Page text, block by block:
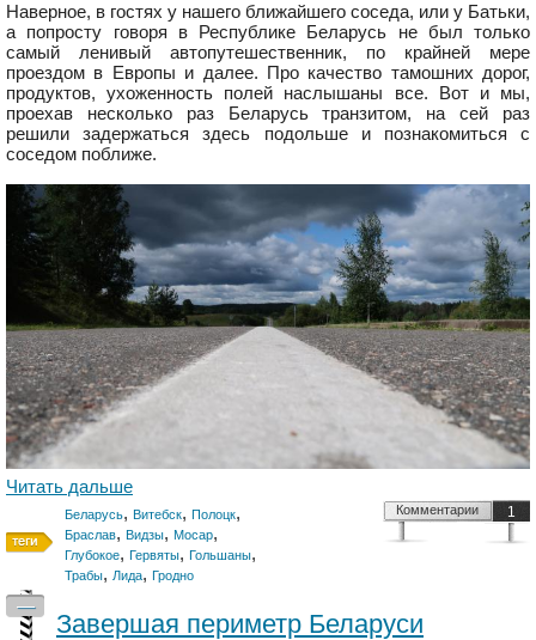
Наверное, в гостях у нашего ближайшего соседа, или у Батьки,
а попросту говоря в Республике Беларусь не был только
самый ленивый автопутешественник, по крайней мере
проездом в Европы и далее. Про качество тамошних дорог,
продуктов, ухоженность полей наслышаны все. Вот и мы,
проехав несколько раз Беларусь транзитом, на сей раз
решили задержаться здесь подольше и познакомиться с
соседом поближе.
Читать дальше
Беларусь, Витебск, Полоцк,
Браслав, Видзы, Мосар,
Глубокое, Гервяты, Гольшаны,
Трабы, Лида, Гродно
1
Комментарии
—
Завершая периметр Беларуси